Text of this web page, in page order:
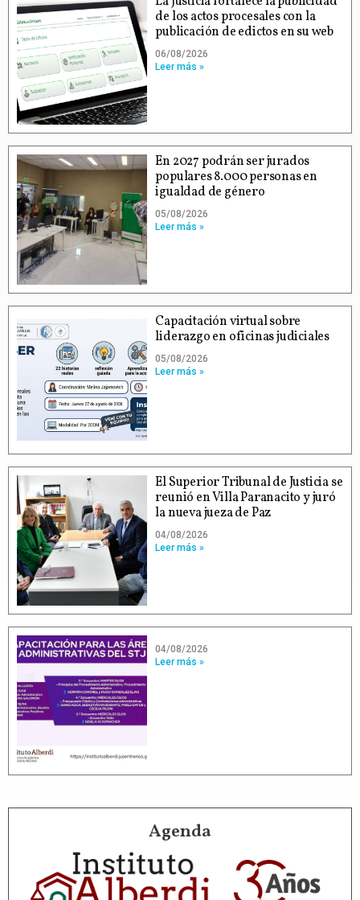
de los actos procesales con la
publicación de edictos en su web
06/08/2026
Leer más »
En 2027 podrán ser jurados
populares 8.000 personas en
igualdad de género
05/08/2026
Leer más »
Capacitación virtual sobre
liderazgo en oficinas judiciales
05/08/2026
Leer más »
El Superior Tribunal de Justicia se
reunió en Villa Paranacito y juró
la nueva jueza de Paz
04/08/2026
Leer más »
04/08/2026
Leer más »
Agenda